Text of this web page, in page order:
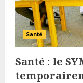
Santé
Santé : le